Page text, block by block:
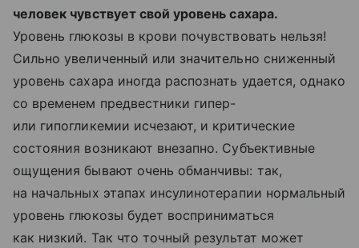
человек чувствует свой уровень сахара.
Уровень глюкозы в крови почувствовать нельзя!
Сильно увеличенный или значительно сниженный
уровень сахара иногда распознать удается, однако
со временем предвестники гипер-
или гипогликемии исчезают, и критические
состояния возникают внезапно. Субъективные
ощущения бывают очень обманчивы: так,
на начальных этапах инсулинотерапии нормальный
уровень глюкозы будет восприниматься
как низкий. Так что точный результат может